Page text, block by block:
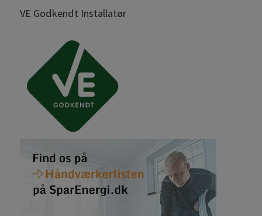
VE Godkendt Installatør